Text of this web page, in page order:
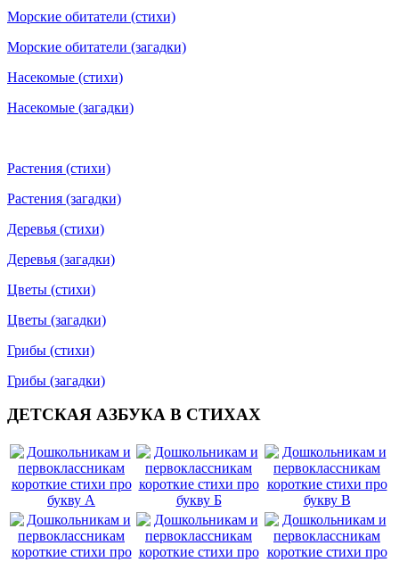
Морские обитатели (стихи)
Морские обитатели (загадки)
Насекомые (стихи)
Насекомые (загадки)
Растения (стихи)
Растения (загадки)
Деревья (стихи)
Деревья (загадки)
Цветы (стихи)
Цветы (загадки)
Грибы (стихи)
Грибы (загадки)
ДЕТСКАЯ АЗБУКА В СТИХАХ